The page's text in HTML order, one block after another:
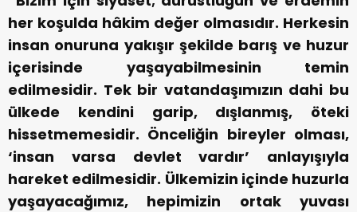
her koşulda hâkim değer olmasıdır. Herkesin
insan onuruna yakışır şekilde barış ve huzur
içerisinde yaşayabilmesinin temin
edilmesidir. Tek bir vatandaşımızın dahi bu
ülkede kendini garip, dışlanmış, öteki
hissetmemesidir. Önceliğin bireyler olması,
‘insan varsa devlet vardır’ anlayışıyla
hareket edilmesidir. Ülkemizin içinde huzurla
yaşayacağımız, hepimizin ortak yuvası